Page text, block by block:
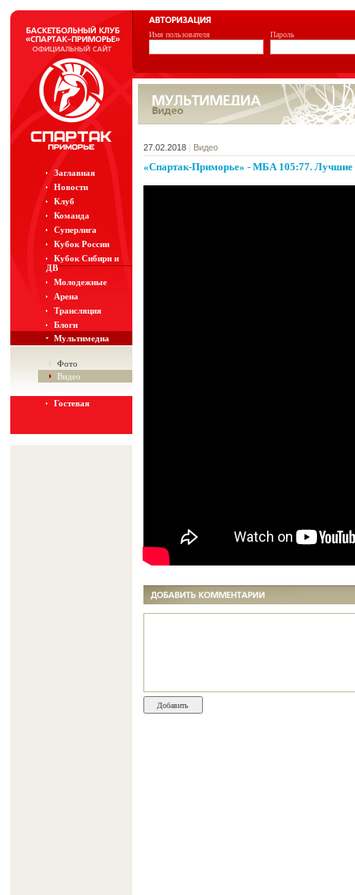
Имя пользователя Пароль
Заглавная
Новости
Клуб
Команда
Суперлига
Кубок России
Кубок Сибири и
ДВ
Молодежные
Арена
Трансляция
Блоги
Мультимедиа
Фото
Видео
Гостевая
27.02.2018 | Видео
«Спартак-Приморье» - МБА 105:77.